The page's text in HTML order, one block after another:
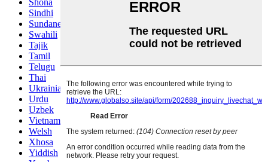
Shona
Sindhi
Sundanese
Swahili
Tajik
Tamil
Telugu
Thai
Ukrainian
Urdu
Uzbek
Vietnamese
Welsh
Xhosa
Yiddish